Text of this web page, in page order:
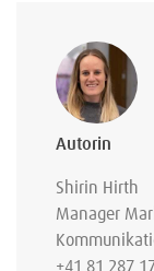
Autorin
Shirin Hirth
Manager
+41 81 287